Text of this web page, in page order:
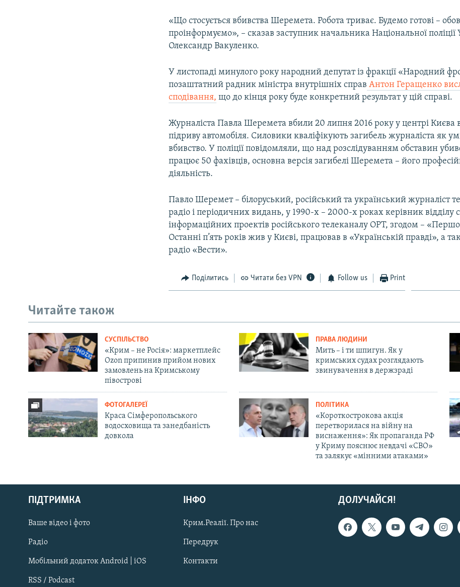
Русский
Qırımtatar
ДОЛУЧАЙСЯ!
«Що стосується вбивства Шеремета. Робота триває. Будемо готові –
проінформуємо», – сказав заступник начальника Національної поліції
Олександр Вакуленко.
У листопаді минулого року народний депутат із фракції «Народний
позаштатний радник міністра внутрішніх справ Антон Геращенко
сподівання, що до кінця року буде конкретний результат у цій справі.
Журналіста Павла Шеремета вбили 20 липня 2016 року у центрі Києва
підриву автомобіля. Силовики кваліфікують загибель журналіста як
вбивство. У поліції повідомляли, що над розслідуванням обставин
працює 50 фахівців, основна версія загибелі Шеремета – його
діяльність.
Павло Шеремет – білоруський, російський та український журналіст
радіо і періодичних видань, у 1990-х – 2000-х роках керівник відділу
інформаційних проектів російського телеканалу ОРТ, згодом –
Останні п’ять років жив у Києві, працював в «Українській правді», а
радіо «Вести».
Поділитись Читати без VPN Follow us Print
Читайте також
СУСПІЛЬСТВО
«Крим – не Росія»: маркетплейс
Ozon припинив прийом нових
замовлень на Кримському
півострові
ПРАВА ЛЮДИНИ
Мить – і ти шпигун. Як у
кримських судах розглядають
звинувачення в держзраді
ФОТОГАЛЕРЕЇ
Краса Сімферопольського
водосховища та занедбаність
довкола
ПОЛІТИКА
«Короткострокова акція
перетворилася на війну на
виснаження»: Як пропаганда РФ
у Криму пояснює невдачі «СВО»
та залякує «мінними атаками»
ДОЛУЧАЙСЯ!
ПІДТРИМКА
Ваше відео і фото
Радіо
Мобільний додаток Android | iOS
RSS / Podcast
ІНФО
Крим.Реалії. Про нас
Передрук
Контакти